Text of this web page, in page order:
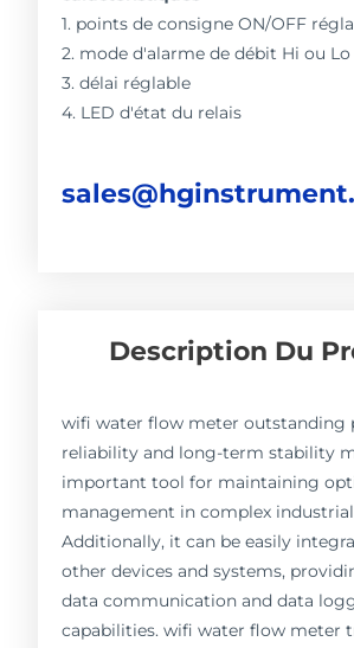
1. points de consigne ON/OFF
2. mode d'alarme de débit Hi ou Lo
3. délai réglable
4. LED d'état du relais
Description Du
wifi water flow meter outstanding
reliability and long-term stability
important tool for maintaining
management in complex industrial
Additionally, it can be easily
other devices and systems,
data communication and data
capabilities. wifi water flow meter